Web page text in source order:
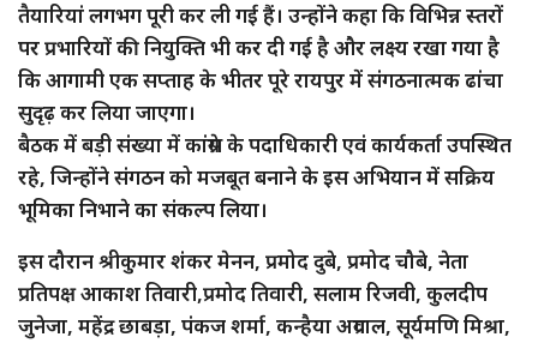
तैयारियां लगभग पूरी कर ली गई हैं। उन्होंने कहा कि विभिन्न स्तरों
पर प्रभारियों की नियुक्ति भी कर दी गई है और लक्ष्य रखा गया है
कि आगामी एक सप्ताह के भीतर पूरे रायपुर में संगठनात्मक ढांचा
सुदृढ़ कर लिया जाएगा।
बैठक में बड़ी संख्या में कांग्रेस के पदाधिकारी एवं कार्यकर्ता उपस्थित
रहे, जिन्होंने संगठन को मजबूत बनाने के इस अभियान में सक्रिय
भूमिका निभाने का संकल्प लिया।
इस दौरान श्रीकुमार शंकर मेनन, प्रमोद दुबे, प्रमोद चौबे, नेता
प्रतिपक्ष आकाश तिवारी,प्रमोद तिवारी, सलाम रिजवी, कुलदीप
जुनेजा, महेंद्र छाबड़ा, पंकज शर्मा, कन्हैया अग्रवाल, सूर्यमणि मिश्रा,